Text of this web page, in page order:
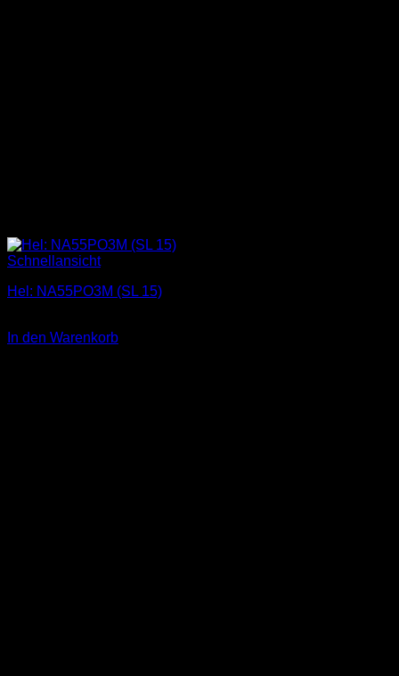
Schnellansicht
Hel: NA55PO3M (SL 15)
In den Warenkorb